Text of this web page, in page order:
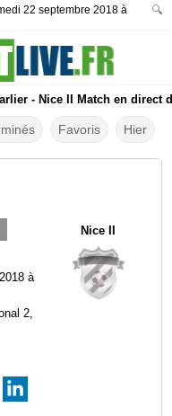
22 septembre 2018 à
🔍
- Nice II Match en direct
Favoris Hier
à
2,
Nice II